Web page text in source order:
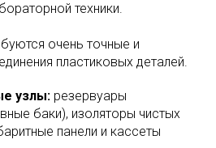
техники.
очень точные и
пластиковых деталей.
узлы: резервуары
баки), изоляторы чистых
панели и кассеты